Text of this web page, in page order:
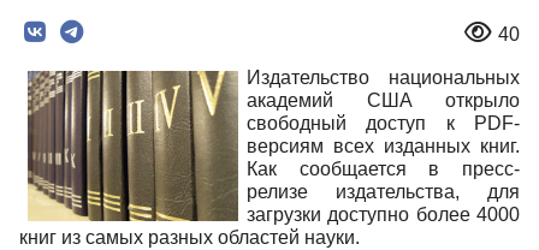
40
Издательство национальных
академий США открыло
свободный доступ к PDF-
версиям всех изданных книг.
Как сообщается в пресс-
релизе издательства, для
загрузки доступно более 4000
книг из самых разных областей науки.